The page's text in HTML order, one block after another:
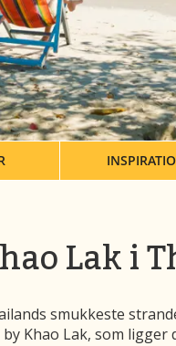
Lak i
smukkeste
Khao Lak, som